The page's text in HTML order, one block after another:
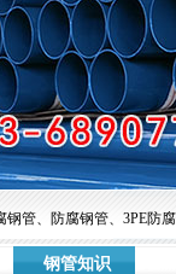
管、防腐钢管、3PE防
钢管知识